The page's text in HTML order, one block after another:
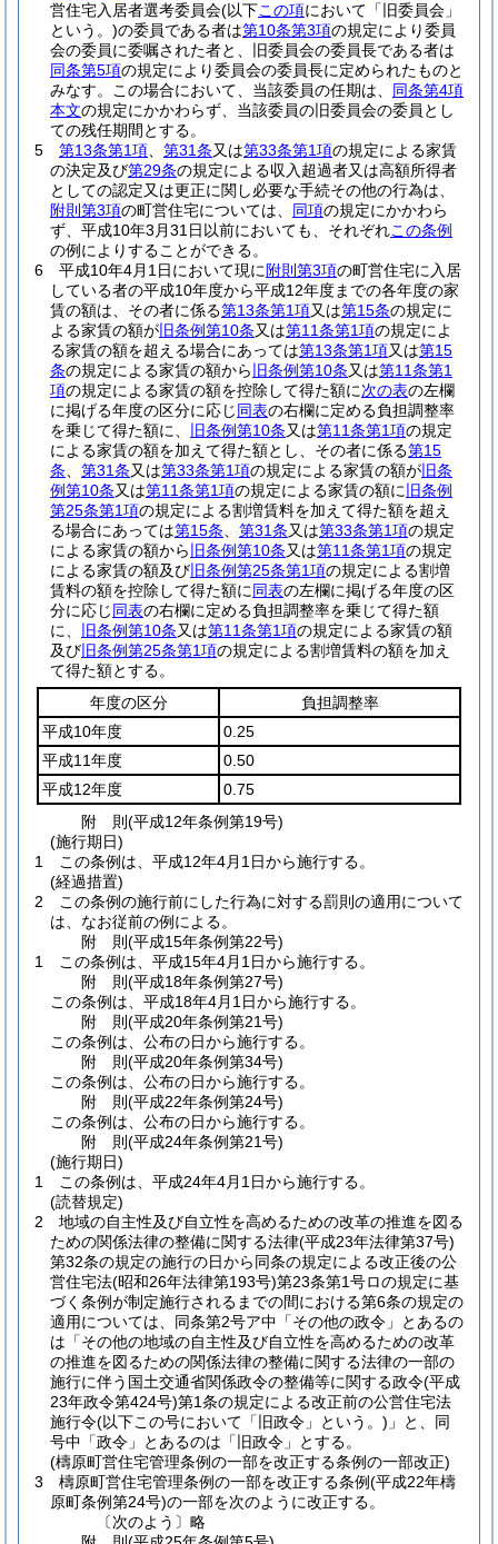
営住宅入居者選考委員会(以下この項において「旧委員会」
という。)の委員である者は第10条第3項の規定により委員
会の委員に委嘱された者と、旧委員会の委員長である者は
同条第5項の規定により委員会の委員長に定められたものと
みなす。
この場合において、当該委員の任期は、 同条第4項
本文の規定にかかわらず、当該委員の旧委員会の委員とし
ての残任期間とする。
5
第13条第1項 第31条又は第33条第1項の規定による家賃
の決定及び第29条の規定による収入超過者又は高額所得者
としての認定又は更正に関し必要な手続その他の行為は、
附則第3項の町営住宅については、 同項の規定にかかわら
ず、平成10年3月31日以前においても、それぞれこの条例
の例によりすることができる。
6
平成10年4月1日において現に 附則第3項の町営住宅に入居
している者の平成10年度から平成12年度までの各年度の家
賃の額は、その者に係る第13条第1項又は第15条の規定に
よる家賃の額が 旧条例第10条又は第11条第1項の規定によ
る家賃の額を超える場合にあっては第13条第1項又は第15
条の規定による家賃の額から 旧条例第10条又は第11条第1
項の規定による家賃の額を控除して得た額に次の表の左欄
に掲げる年度の区分に応じ同表の右欄に定める負担調整率
を乗じて得た額に、
旧条例第10条又は第11条第1項の規定
による家賃の額を加えて得た額とし、その者に係る第15
条
第31条又は第33条第1項の規定による家賃の額が 旧条
例第10条又は第11条第1項の規定による家賃の額に 旧条例
第25条第1項の規定による割増賃料を加えて得た額を超え
る場合にあっては第15条 第31条又は第33条第1項の規定
による家賃の額から 旧条例第10条又は第11条第1項の規定
による家賃の額及び 旧条例第25条第1項の規定による割増
賃料の額を控除して得た額に同表の左欄に掲げる年度の区
分に応じ同表の右欄に定める負担調整率を乗じて得た額
に、
旧条例第10条又は第11条第1項の規定による家賃の額
及び 旧条例第25条第1項の規定による割増賃料の額を加え
て得た額とする。
年度の区分
負担調整率
平成10年度
0.25
平成11年度
0.50
平成12年度
0.75
附 則(平成12年条例第19号)
(施行期日)
1
この条例は、平成12年4月1日から施行する。
(経過措置)
2
この条例の施行前にした行為に対する罰則の適用について
は、なお従前の例による。
附 則(平成15年条例第22号)
1
この条例は、平成15年4月1日から施行する。
附 則(平成18年条例第27号)
この条例は、平成18年4月1日から施行する。
附 則(平成20年条例第21号)
この条例は、公布の日から施行する。
附 則(平成20年条例第34号)
この条例は、公布の日から施行する。
附 則(平成22年条例第24号)
この条例は、公布の日から施行する。
附 則(平成24年条例第21号)
(施行期日)
1
この条例は、平成24年4月1日から施行する。
(読替規定)
2
地域の自主性及び自立性を高めるための改革の推進を図る
ための関係法律の整備に関する法律(平成23年法律第37号)
第32条の規定の施行の日から同条の規定による改正後の公
営住宅法(昭和26年法律第193号)第23条第1号ロの規定に基
づく条例が制定施行されるまでの間における第6条の規定の
適用については、同条第2号ア中「その他の政令」とあるの
は「その他の地域の自主性及び自立性を高めるための改革
の推進を図るための関係法律の整備に関する法律の一部の
施行に伴う国土交通省関係政令の整備等に関する政令(平成
23年政令第424号)第1条の規定による改正前の公営住宅法
施行令(以下この号において「旧政令」という。) 」と、同
号中「政令」とあるのは「旧政令」とする。
(檮原町営住宅管理条例の一部を改正する条例の一部改正)
3
檮原町営住宅管理条例の一部を改正する条例(平成22年檮
原町条例第24号)の一部を次のように改正する。
〔次のよう〕略